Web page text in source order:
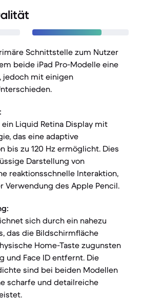
Schnittstelle zum Nutzer
beide iPad Pro-Modelle eine
jedoch mit einigen
Liquid Retina Display mit
das eine adaptive
bis zu 120 Hz ermöglicht. Dies
Darstellung von
reaktionsschnelle Interaktion,
Verwendung des Apple Pencil.
sich durch ein nahezu
das die Bildschirmfläche
Home-Taste zugunsten
und Face ID entfernt. Die
sind bei beiden Modellen
scharfe und detailreiche